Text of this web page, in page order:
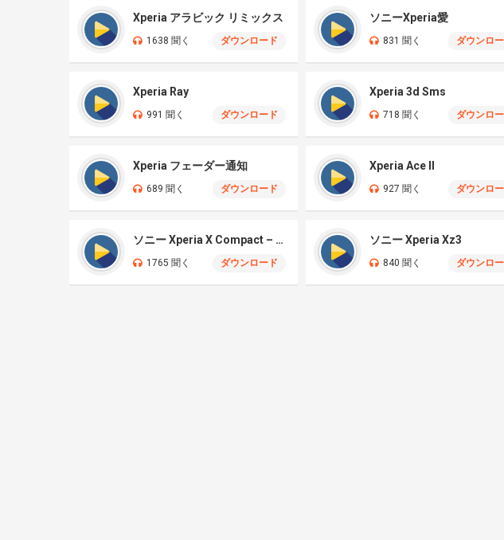
Xperia アラビック リミックス
1638 聞く ダウンロード
ソニーXperia愛
831 聞く ダウンロ
Xperia Ray
991 聞く ダウンロード
Xperia 3d Sms
718 聞く ダウンロ
Xperia フェーダー通知
689 聞く ダウンロード
Xperia Ace II
927 聞く ダウンロ
ソニー Xperia X Compact – シンセ
1765 聞く ダウンロード
ソニー Xperia Xz3
840 聞く ダウンロ